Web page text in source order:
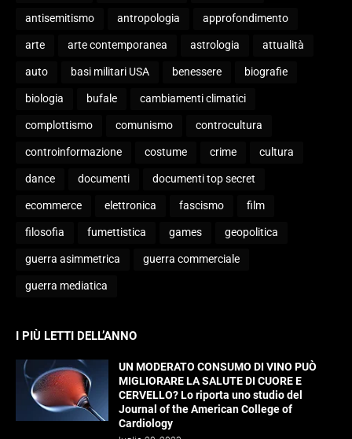
antisemitismo antropologia approfondimento
arte arte contemporanea astrologia attualità
auto basi militari USA benessere biografie
biologia bufale cambiamenti climatici
complottismo comunismo controcultura
controinformazione costume crime cultura
dance documenti documenti top secret
ecommerce elettronica fascismo film
filosofia fumettistica games geopolitica
guerra asimmetrica guerra commerciale
guerra mediatica
I PIÙ LETTI DELL’ANNO
UN MODERATO CONSUMO DI VINO PUÒ
MIGLIORARE LA SALUTE DI CUORE E
CERVELLO? Lo riporta uno studio del
Journal of the American College of
Cardiology